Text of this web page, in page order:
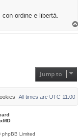
ordine e libertà.
Jump to
All times are UTC-11:00
Limited